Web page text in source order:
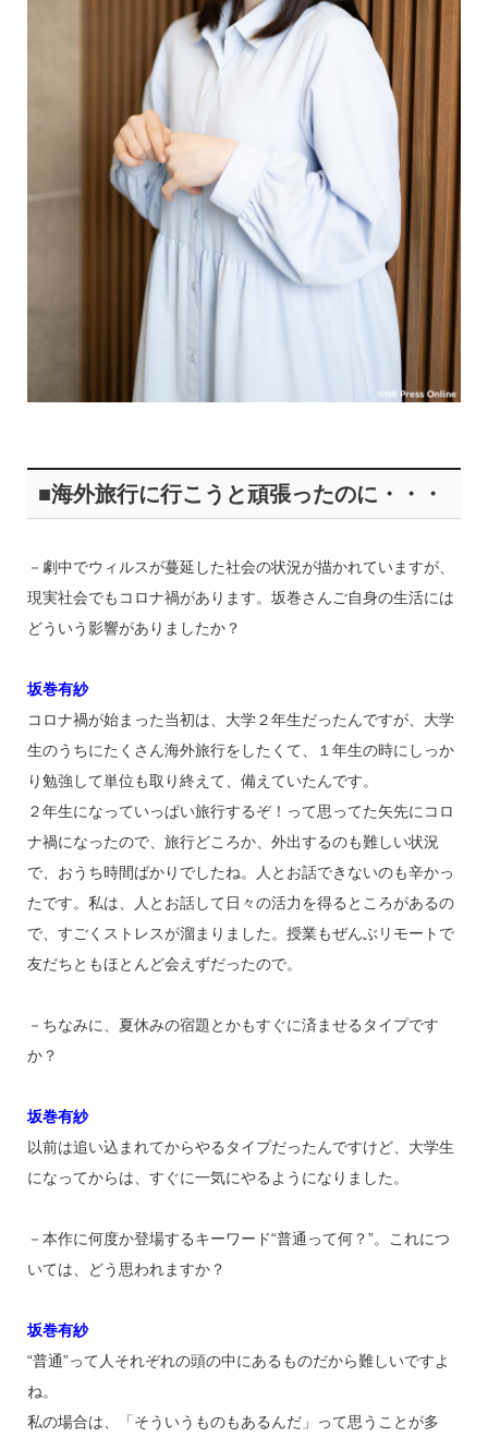
■海外旅行に行こうと頑張ったのに・・・
－劇中でウィルスが蔓延した社会の状況が描かれていますが、
現実社会でもコロナ禍があります。坂巻さんご自身の生活には
どういう影響がありましたか？
坂巻有紗
コロナ禍が始まった当初は、大学２年生だったんですが、大学
生のうちにたくさん海外旅行をしたくて、１年生の時にしっか
り勉強して単位も取り終えて、備えていたんです。
２年生になっていっぱい旅行するぞ！って思ってた矢先にコロ
ナ禍になったので、旅行どころか、外出するのも難しい状況
で、おうち時間ばかりでしたね。人とお話できないのも辛かっ
たです。私は、人とお話して日々の活力を得るところがあるの
で、すごくストレスが溜まりました。授業もぜんぶリモートで
友だちともほとんど会えずだったので。
－ちなみに、夏休みの宿題とかもすぐに済ませるタイプです
か？
坂巻有紗
以前は追い込まれてからやるタイプだったんですけど、大学生
になってからは、すぐに一気にやるようになりました。
－本作に何度か登場するキーワード“普通って何？”。これにつ
いては、どう思われますか？
坂巻有紗
“普通”って人それぞれの頭の中にあるものだから難しいですよ
ね。
私の場合は、「そういうものもあるんだ」って思うことが多